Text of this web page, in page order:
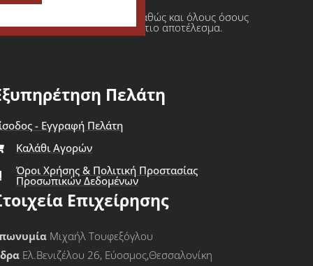
πρατήρια υγρών καυσίμων καθώς και όλους όσους
πάντοτε σε ένα τελικό άρτιο αποτέλεσμα.
Πελάτη
- Εγγραφή Πελάτη
Καλάθι Αγορών
Όροι Χρήσης & Πολιτική Προστασίας
Προσωπικών Δεδομένων
Επιχείρησης
Μιχαήλ Τουφεξόγλου
Ελ.Βενιζέλου 26, Εύοσμος,Θεσσαλονίκη